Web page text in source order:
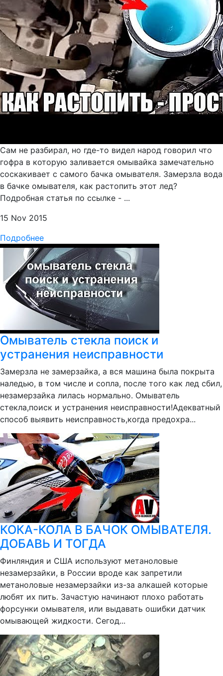
Сам не разбирал, но где-то видел народ говорил что
гофра в которую заливается омывайка замечательно
соскакивает с самого бачка омывателя. Замерзла вода
в бачке омывателя, как растопить этот лед?
Подробная статья по ссылке - ...
15 Nov 2015
Подробнее
Омыватель стекла поиск и
устранения неисправности
Замерзла не замерзайка, а вся машина была покрыта
наледью, в том числе и сопла, после того как лед сбил,
незамерзайка лилась нормально. Омыватель
стекла,поиск и устранения неисправности!Адекватный
способ выявить неисправность,когда предохра...
КОКА-КОЛА В БАЧОК ОМЫВАТЕЛЯ.
ДОБАВЬ И ТОГДА
Финляндия и США используют метаноловые
незамерзайки, в России вроде как запретили
метаноловые незамерзайки из-за алкашей которые
любят их пить. Зачастую начинают плохо работать
форсунки омывателя, или выдавать ошибки датчик
омывающей жидкости. Сегод...